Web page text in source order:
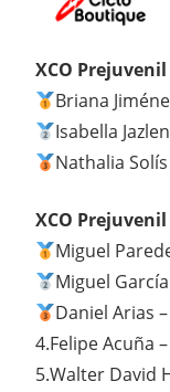
XCO
Briana
Isabella
Nathalia Solís
XCO
Miguel
Miguel
Daniel Arias
4.Felipe Acuña
5.Walter David